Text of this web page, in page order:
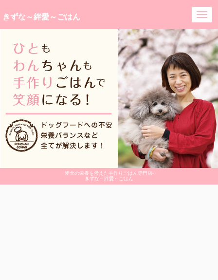
愛犬の栄養を考えた手作りごはん専門店-
きずな～絆愛～ごはん
きずな～絆愛～ごはん